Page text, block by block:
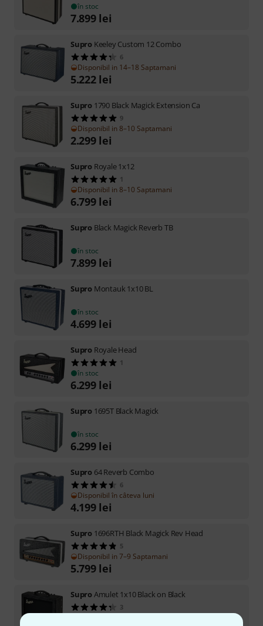
în stoc
7.899 lei
Supro Keeley Custom 12 Combo
6
Disponibil in 14–18 Saptamani
5.222 lei
Supro 1790 Black Magick Extension Ca
9
Disponibil in 8–10 Saptamani
2.299 lei
Supro Royale 1x12
1
Disponibil in 8–10 Saptamani
6.799 lei
Supro Black Magick Reverb TB
în stoc
7.899 lei
Supro Montauk 1x10 BL
în stoc
4.699 lei
Supro Royale Head
1
în stoc
6.299 lei
Supro 1695T Black Magick
în stoc
6.299 lei
Supro 64 Reverb Combo
6
Disponibil în câteva luni
4.199 lei
Supro 1696RTH Black Magick Rev Head
5
Disponibil in 7–9 Saptamani
5.799 lei
SuproAmulet 1x10 Black on Black
3